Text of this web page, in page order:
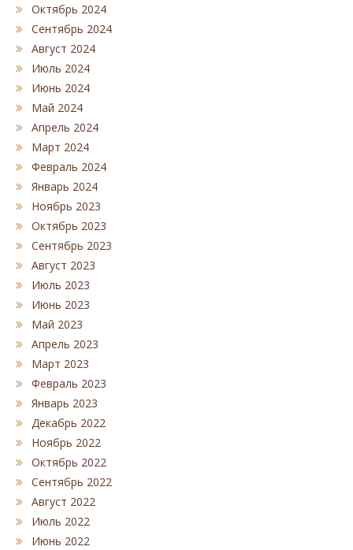
Октябрь 2024
Сентябрь 2024
Август 2024
Июль 2024
Июнь 2024
Май 2024
Апрель 2024
Март 2024
Февраль 2024
Январь 2024
Ноябрь 2023
Октябрь 2023
Сентябрь 2023
Август 2023
Июль 2023
Июнь 2023
Май 2023
Апрель 2023
Март 2023
Февраль 2023
Январь 2023
Декабрь 2022
Ноябрь 2022
Октябрь 2022
Сентябрь 2022
Август 2022
Июль 2022
Июнь 2022